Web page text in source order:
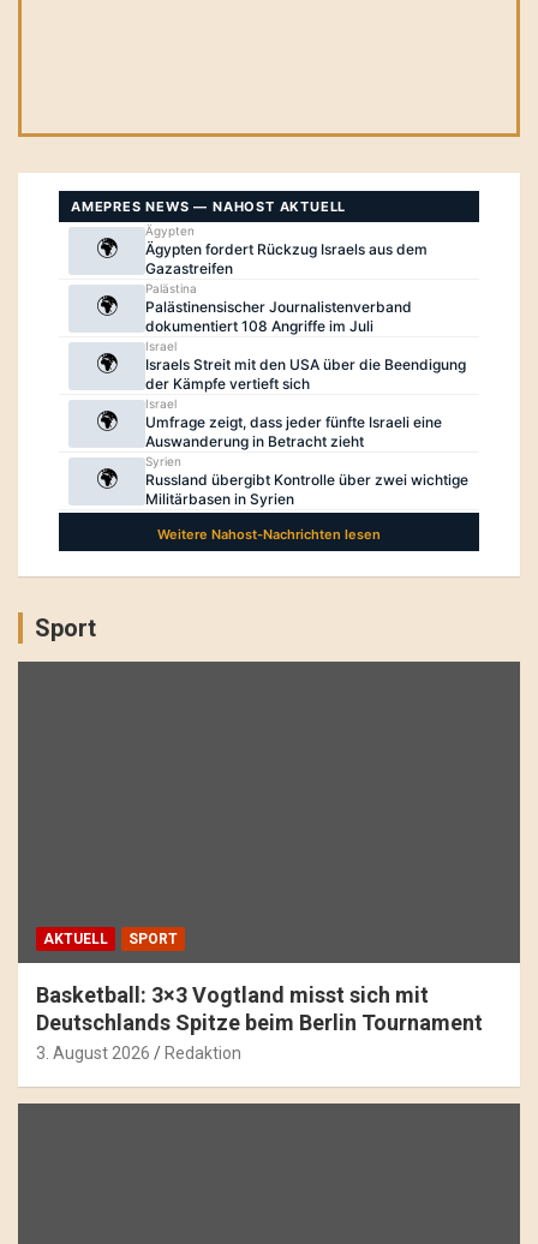
Sport
AKTUELL SPORT
Basketball: 3×3 Vogtland misst sich mit
Deutschlands Spitze beim Berlin Tournament
3. August 2026 Redaktion